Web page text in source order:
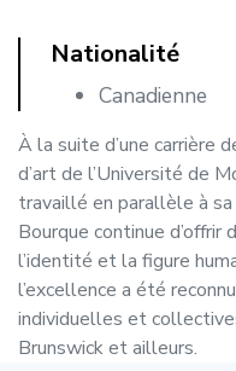
Nationalité
Canadienne
À la suite d’une carrière
d’art de l’Université de
travaillé en parallèle à
Bourque continue
l’identité et la figure
l’excellence a été
individuelles et
Brunswick et ailleurs.